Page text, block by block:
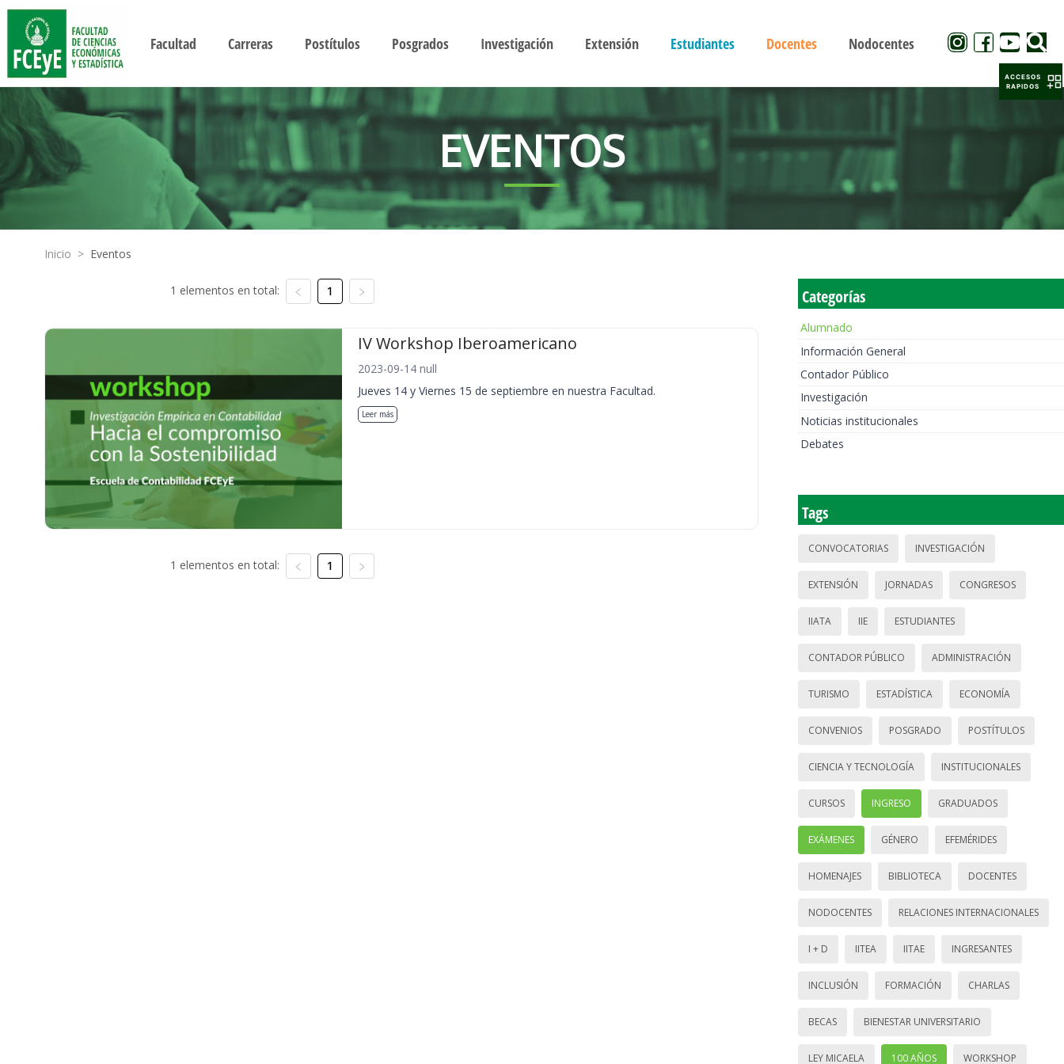
Facultad Carreras Postítulos Posgrados Investigación Extensión Estudiantes Docentes Nodocentes
EVENTOS
Inicio > Eventos
1 elementos en total: 1
IV Workshop Iberoamericano
2023-09-14 null
Jueves 14 y Viernes 15 de septiembre en nuestra Facultad.
Leer más
1 elementos en total: 1
Categorías
Alumnado
Información General
Contador Público
Investigación
Noticias institucionales
Debates
Tags
CONVOCATORIAS INVESTIGACIÓN
EXTENSIÓN JORNADAS CONGRESOS
IIATA IIE ESTUDIANTES
CONTADOR PÚBLICO ADMINISTRACIÓN
TURISMO ESTADÍSTICA ECONOMÍA
CONVENIOS POSGRADO POSTÍTULOS
CIENCIA Y TECNOLOGÍA INSTITUCIONALES
CURSOS INGRESO GRADUADOS
EXÁMENES GÉNERO EFEMÉRIDES
HOMENAJES BIBLIOTECA DOCENTES
NODOCENTES RELACIONES INTERNACIONALES
I + D IITEA IITAE INGRESANTES
INCLUSIÓN FORMACIÓN CHARLAS
BECAS BIENESTAR UNIVERSITARIO
LEY MICAELA 100 AÑOS WORKSHOP
ACCESOS
RAPIDOS